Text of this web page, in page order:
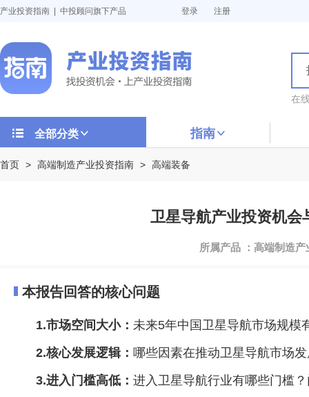
产业投资指南 | 中投顾问旗下产品 登录 注册
在
全部分类 指南
首页 > 高端制造产业投资指南 > 高端装备
卫星导航产业投资机会
所属产品 ：高端制造
本报告回答的核心问题
1.市场空间大小： 未来5年中国卫星导航市场规模
2.核心发展逻辑： 哪些因素在推动卫星导航市场
3.进入门槛高低： 进入卫星导航行业有哪些门槛